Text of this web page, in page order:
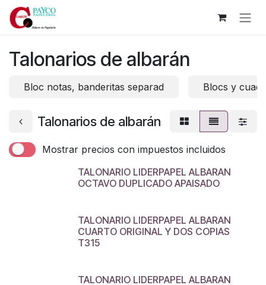
Ir al contenido
Talonarios de albarán
Bloc notas, banderitas separad Blocs y
Talonarios de albarán
Mostrar precios con impuestos incluidos
TALONARIO LIDERPAPEL ALBARAN
OCTAVO DUPLICADO APAISADO
TALONARIO LIDERPAPEL ALBARAN
CUARTO ORIGINAL Y DOS COPIAS
T315
TALONARIO LIDERPAPEL ALBARAN